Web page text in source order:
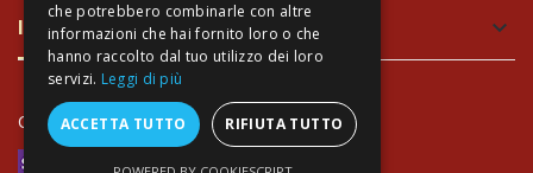
Imballaggio verde e sicuro keyboard_arrow_down
Copyright Arte Toscana© - P.IVA 02034940474
che potrebbero combinarle con altre
informazioni che hai fornito loro o che
hanno raccolto dal tuo utilizzo dei loro
servizi. Leggi di più
ACCETTA TUTTO RIFIUTA TUTTO